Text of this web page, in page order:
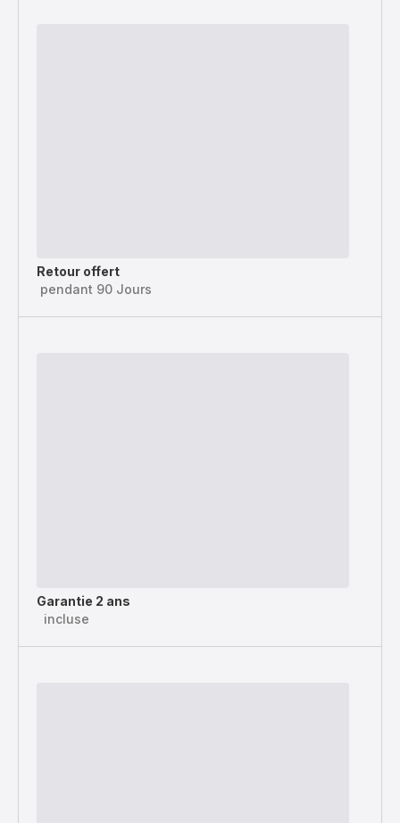
Retour offert
pendant 90 Jours
Garantie 2 ans
incluse